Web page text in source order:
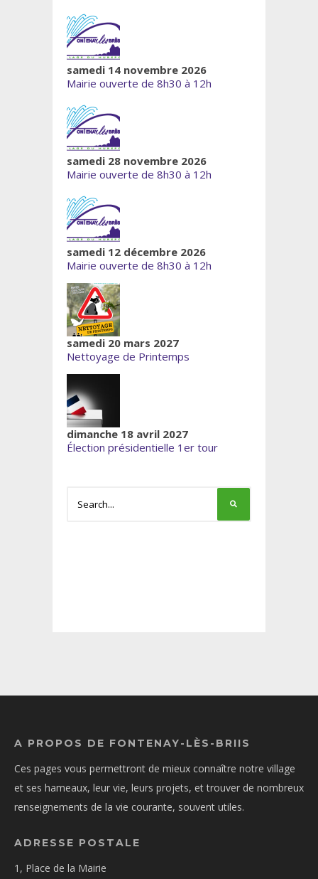
samedi 14 novembre 2026
Mairie ouverte de 8h30 à 12h
samedi 28 novembre 2026
Mairie ouverte de 8h30 à 12h
samedi 12 décembre 2026
Mairie ouverte de 8h30 à 12h
samedi 20 mars 2027
Nettoyage de Printemps
dimanche 18 avril 2027
Élection présidentielle 1er tour
A PROPOS DE FONTENAY-LÈS-BRIIS
Ces pages vous permettront de mieux connaître notre village
et ses hameaux, leur vie, leurs projets, et trouver de nombreux
renseignements de la vie courante, souvent utiles.
ADRESSE POSTALE
1, Place de la Mairie